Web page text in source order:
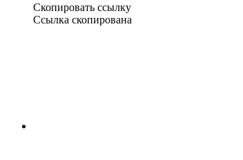
Скопировать ссылку
Ссылка скопирована